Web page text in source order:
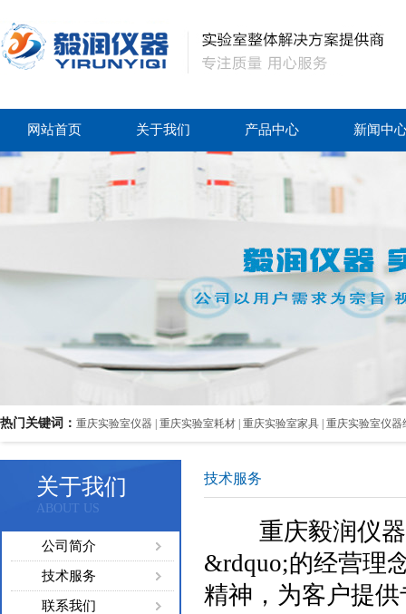
网站首页 关于我们 产品中心 新闻中
热门关键词： 重庆实验室仪器 | 重庆实验室耗材 | 重庆实验室家具 | 重庆实验室仪
关于我们
ABOUT US
公司简介
技术服务
联系我们
技术服务
重庆毅润仪器
&rdquo;的经营理
精神，为客户提